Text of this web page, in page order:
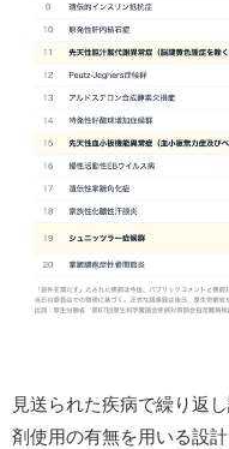
見送られた疾病で繰り返
剤使用の有無を用いる設